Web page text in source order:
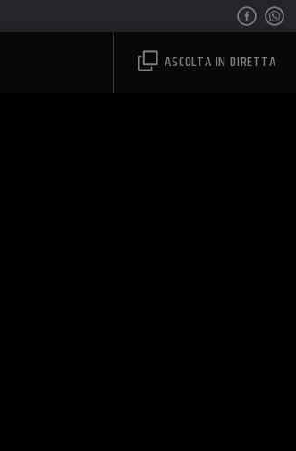
ASCOLTA IN DIRETTA